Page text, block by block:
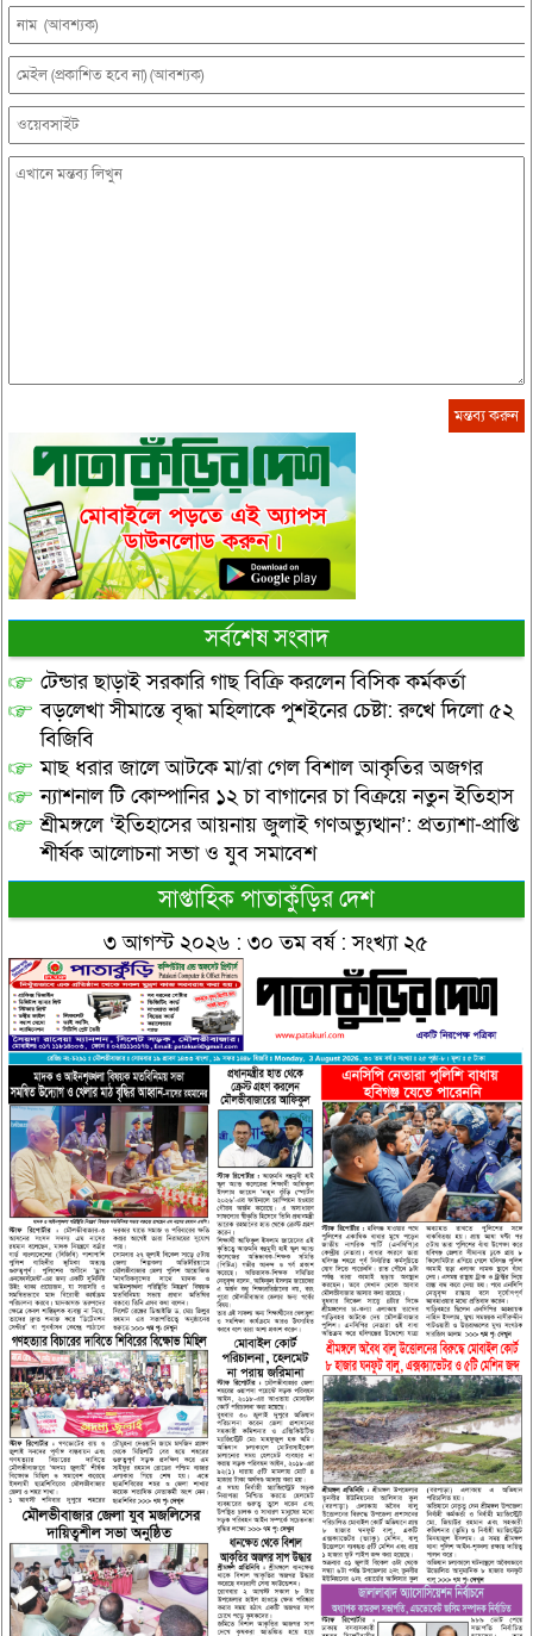
সর্বশেষ সংবাদ
টেন্ডার ছাড়াই সরকারি গাছ বিক্রি করলেন বিসিক কর্মকর্তা
বড়লেখা সীমান্তে বৃদ্ধা মহিলাকে পুশইনের চেষ্টা: রুখে দিলো ৫২
বিজিবি
মাছ ধরার জালে আটকে মা/রা গেল বিশাল আকৃতির অজগর
ন্যাশনাল টি কোম্পানির ১২ চা বাগানের চা বিক্রয়ে নতুন ইতিহাস
শ্রীমঙ্গলে ‘ইতিহাসের আয়নায় জুলাই গণঅভ্যুত্থান’: প্রত্যাশা-প্রাপ্তি
শীর্ষক আলোচনা সভা ও যুব সমাবেশ
সাপ্তাহিক পাতাকুঁড়ির দেশ
৩ আগস্ট ২০২৬ : ৩০ তম বর্ষ : সংখ্যা ২৫